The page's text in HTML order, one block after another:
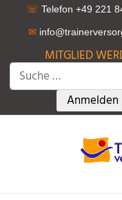
☏ Telefon +49 221
✉
MITGLIED
Suchen
Type
Anmelden